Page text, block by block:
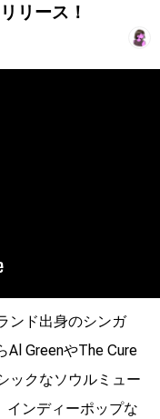
リース！
ンド出身のシンガ
Al GreenやThe Cure
ックなソウルミュー
インディーポップな